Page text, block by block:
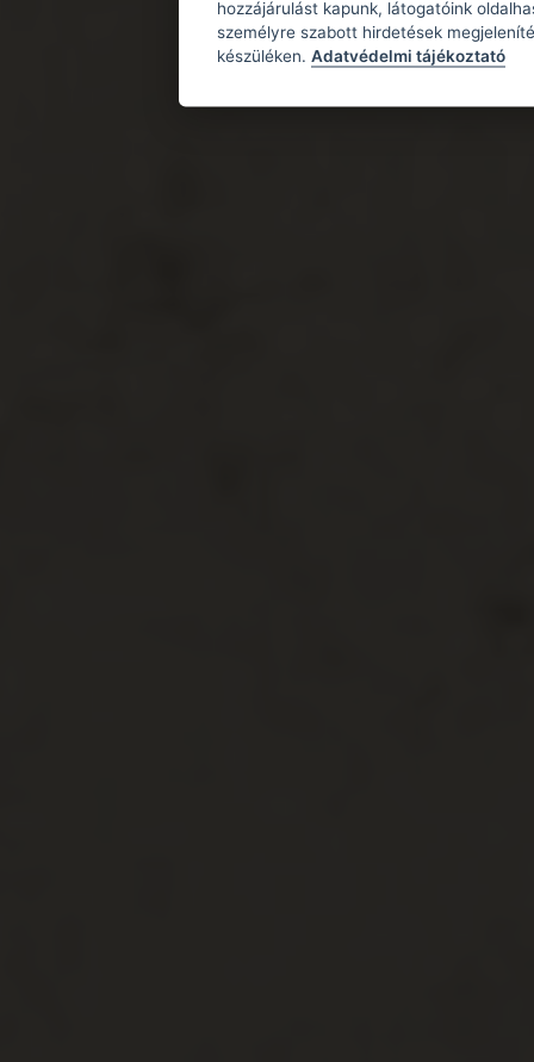
hozzájárulást kapunk, látogatóink
személyre szabott hirdetések
készüléken. Adatvédelmi tájékoztató